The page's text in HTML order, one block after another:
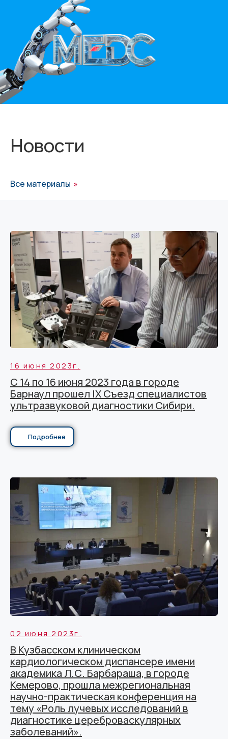
Новости
Все материалы »
16 июня 2023г.
С 14 по 16 июня 2023 года в городе
Барнаул прошел IX Съезд специалистов
ультразвуковой диагностики Сибири.
Подробнее
02 июня 2023г.
В Кузбасском клиническом
кардиологическом диспансере имени
академика Л.С. Барбараша, в городе
Кемерово, прошла межрегиональная
научно-практическая конференция на
тему «Роль лучевых исследований в
диагностике цереброваскулярных
заболеваний».